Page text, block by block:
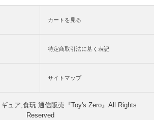
カートを見る
特定商取引法に基く表記
サイトマップ
ュア,食玩 通信販売『Toy's Zero』All Rights
Reserved